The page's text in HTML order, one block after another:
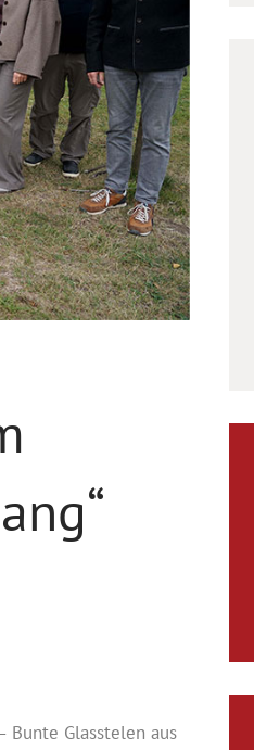
Bunte Glasstelen aus